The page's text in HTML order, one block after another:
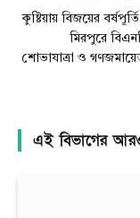
কুষ্টিয়ায় বিজয়ের
মিরপুরে
শোভাযাত্রা ও
এই বিভাগের